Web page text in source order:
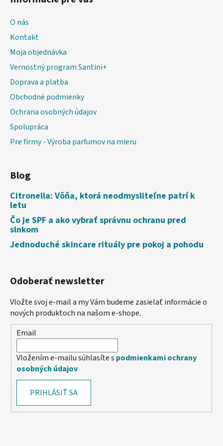
O nás
Kontakt
Moja objednávka
Vernostný program Santini+
Doprava a platba
Obchodné podmienky
Ochrana osobných údajov
Spolupráca
Pre firmy - Výroba parfumov na mieru
Blog
Citronella: Vôňa, ktorá neodmysliteľne patrí k
letu
Čo je SPF a ako vybrať správnu ochranu pred
slnkom
Jednoduché skincare rituály pre pokoj a pohodu
Odoberať newsletter
Vložte svoj e-mail a my Vám budeme zasielať informácie o
nových produktoch na našom e-shope.
Email
Vložením e-mailu súhlasíte s podmienkami ochrany
osobných údajov
PRIHLÁSIŤ SA